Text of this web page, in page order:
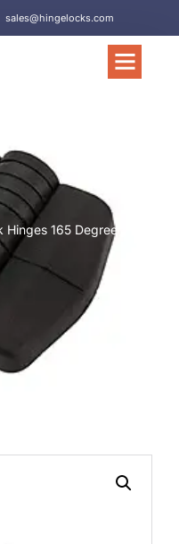
sales@hingelocks.com
Hinges 165 Degree